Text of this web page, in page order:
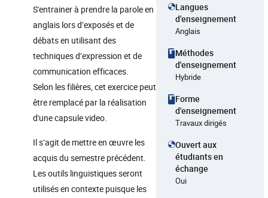
S'entrainer à prendre la parole en
anglais lors d’exposés et de
débats en utilisant des
techniques d’expression et de
communication efficaces.
Selon les filières, cet exercice peut
être remplacé par la réalisation
d'une capsule video.
Il s’agit de mettre en œuvre les
acquis du semestre précédent.
Les outils linguistiques seront
utilisés en contexte puisque les
Langues
d'enseignement
Anglais
Méthodes
d'enseignement
Hybride
Forme
d'enseignement
Travaux dirigés
Ouvert aux
étudiants en
échange
Oui